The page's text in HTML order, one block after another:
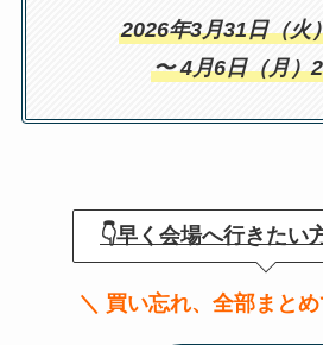
2026年3月31日（
〜 4月6日（月）
👇早く会場へ行きたい
＼ 買い忘れ、全部まと